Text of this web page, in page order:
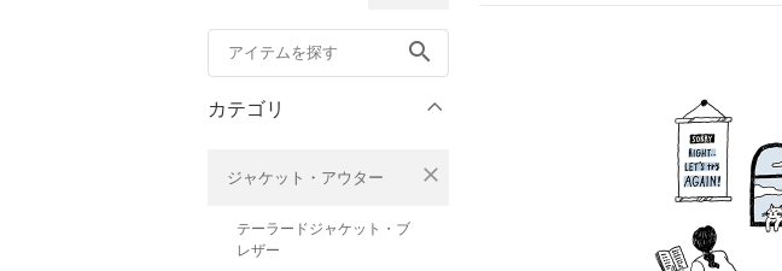
search
カテゴリ
ジャケット・アウター close
テーラードジャケット・ブ
レザー